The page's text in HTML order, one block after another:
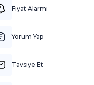
Fiyat Alarmı
Yorum Yap
Tavsiye Et